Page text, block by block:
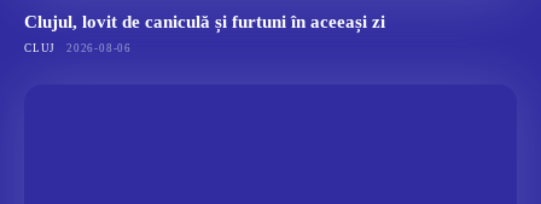
Clujul, lovit de caniculă și furtuni în aceeași zi
CLUJ 2026-08-06